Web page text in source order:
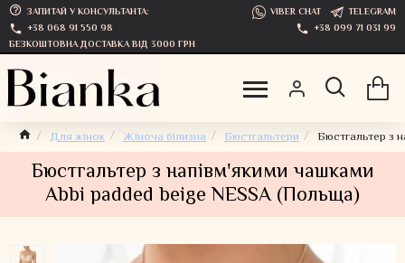
ЗАПИТАЙ У КОНСУЛЬТАНТА: VIBER CHAT
TELEGRAM
+38 068 91 550 98
+38 099 71 031 99
БЕЗКОШТОВНА ДОСТАВКА ВІД 3000 ГРН
Для жінок Жіноча білизна Бюстгальтери Бюстгальтер з
Бюстгальтер з напівм'якими чашками
Abbi padded beige NESSA (Польща)